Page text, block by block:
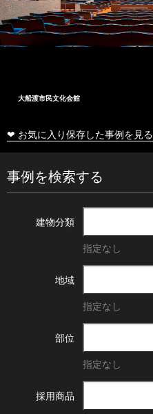
大船渡市民文化会館
❤ お気に入り保存した事例を見る
事例を検索する
建物分類
指定なし
地域
指定なし
部位
指定なし
採用商品